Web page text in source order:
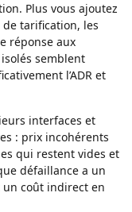
Plus vous ajoutez
de tarification, les
réponse aux
semblent
l’ADR et
interfaces et
: prix incohérents
qui restent vides et
défaillance a un
coût indirect en